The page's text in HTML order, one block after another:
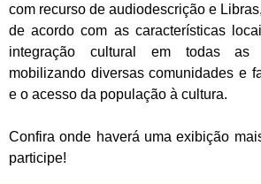
com recurso de audiodescrição e
de acordo com as características
integração cultural em todas
mobilizando diversas comunidades e
e o acesso da população à cultura.
Confira onde haverá uma exibição
participe!